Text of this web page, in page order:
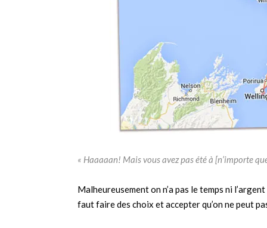
« Haaaaan! Mais vous avez pas été à [n’importe
Malheureusement on n’a pas le temps ni
faut faire des choix et accepter qu’on ne peut